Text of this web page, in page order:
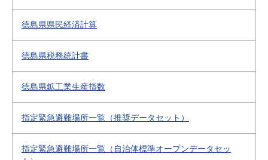
徳島県県民経済計算
徳島県税務統計書
徳島県鉱工業生産指数
指定緊急避難場所一覧（推奨データセット）
指定緊急避難場所一覧（自治体標準オープンデータセッ